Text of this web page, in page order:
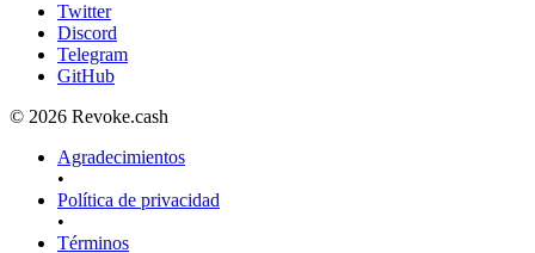
Twitter
Discord
Telegram
GitHub
© 2026 Revoke.cash
Agradecimientos
•
Política de privacidad
•
Términos